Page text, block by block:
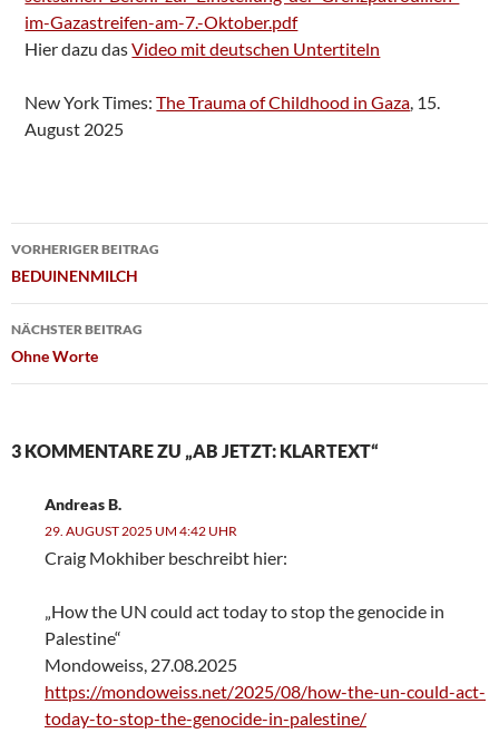
im-Gazastreifen-am-7.-Oktober.pdf
Hier dazu dasVideo mit deutschen Untertiteln
New York Times:The Trauma of Childhood in Gaza , 15.
August 2025
Beitragsnavigation
VORHERIGER BEITRAG
BEDUINENMILCH
NÄCHSTER BEITRAG
Ohne Worte
3 KOMMENTARE ZU „AB JETZT: KLARTEXT“
Andreas B.
29. AUGUST 2025 UM 4:42 UHR
Craig Mokhiber beschreibt hier:
„How the UN could act today to stop the genocide in
Palestine“
Mondoweiss, 27.08.2025
https://mondoweiss.net/2025/08/how-the-un-could-act-
today-to-stop-the-genocide-in-palestine/